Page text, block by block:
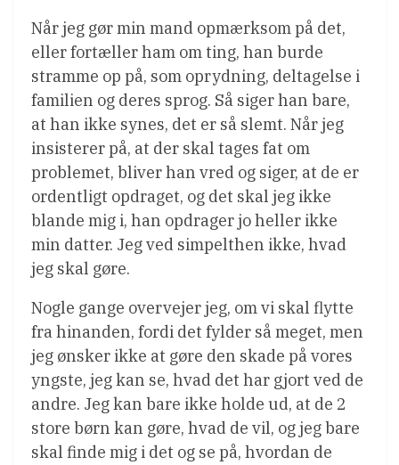
Når jeg gør min mand opmærksom på det,
eller fortæller ham om ting, han burde
stramme op på, som oprydning, deltagelse i
familien og deres sprog. Så siger han bare,
at han ikke synes, det er så slemt. Når jeg
insisterer på, at der skal tages fat om
problemet, bliver han vred og siger, at de er
ordentligt opdraget, og det skal jeg ikke
blande mig i, han opdrager jo heller ikke
min datter. Jeg ved simpelthen ikke, hvad
jeg skal gøre.
Nogle gange overvejer jeg, om vi skal flytte
fra hinanden, fordi det fylder så meget, men
jeg ønsker ikke at gøre den skade på vores
yngste, jeg kan se, hvad det har gjort ved de
andre. Jeg kan bare ikke holde ud, at de 2
store børn kan gøre, hvad de vil, og jeg bare
skal finde mig i det og se på, hvordan de